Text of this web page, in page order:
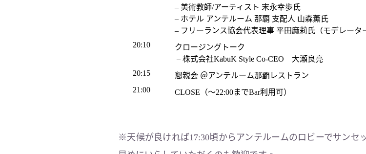
– 美術教師/アーティスト 末永幸歩氏
– ホテル アンテルーム 那覇 支配人 山森薫氏
– フリーランス協会代表理事 平田麻莉氏（モデレータ
20:10
クロージングトーク
– 株式会社KabuK Style Co-CEO 大瀬良亮
20:15
懇親会 ＠アンテルーム那覇レストラン
21:00
CLOSE（～22:00までBar利用可）
※天候が良ければ17:30頃からアンテルームのロビーでサンセ